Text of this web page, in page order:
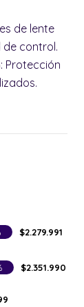
de lente
control.
Protección
$2.279.991
$2.351.990